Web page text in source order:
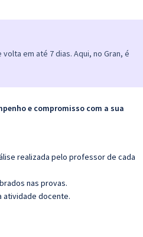
em até 7 dias. Aqui, no Gran, é
e compromisso com a sua
realizada pelo professor de cada
nas provas.
atividade docente.